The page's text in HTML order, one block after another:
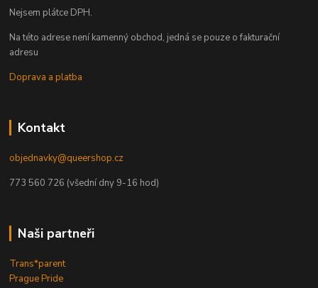
Nejsem plátce DPH.
Na této adrese není kamenný obchod, jedná se pouze o fakturační
adresu
Doprava a platba
Kontakt
objednavky@queershop.cz
773 560 726 (všední dny 9-16 hod)
Naši partneři
Trans*parent
Prague Pride